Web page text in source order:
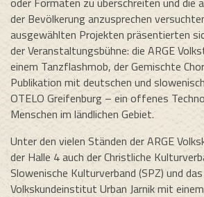
der Bevölkerung anzusprechen
ausgewählten Projekten präsentierten
der Veranstaltungsbühne: die ARGE
einem Tanzflashmob, der Gemischte
Publikation mit deutschen und
OTELO Greifenburg – ein offenes
Menschen im ländlichen Gebiet.
Unter den vielen Ständen der ARGE
der Halle 4 auch der Christliche
Slowenische Kulturverband (SPZ) und
Volkskundeinstitut Urban Jarnik mit